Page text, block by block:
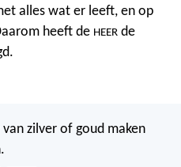
alles wat er leeft, en op
heeft de HEER de
zilver of goud maken